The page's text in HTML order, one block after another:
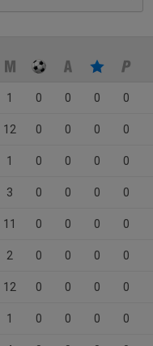
1 0 0 0 0
12 0 0 0 0
1 0 0 0 0
3 0 0 0 0
11 0 0 0 0
2 0 0 0 0
12 0 0 0 0
1 0 0 0 0